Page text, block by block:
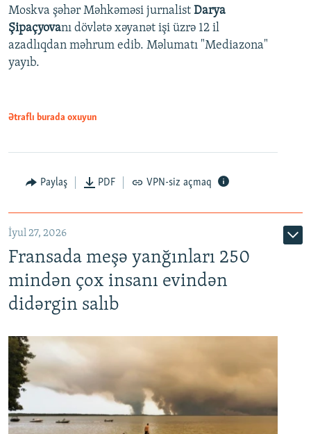
Moskva şəhər Məhkəməsi jurnalist Darya
Şipaçyovanı dövlətə xəyanət işi üzrə 12 il
azadlıqdan məhrum edib. Məlumatı "Mediazona"
yayıb.
Ətraflı burada oxuyun
Paylaş PDF VPN-siz açmaq
İyul 27, 2026
Fransada meşə yanğınları 250
mindən çox insanı evindən
didərgin salıb